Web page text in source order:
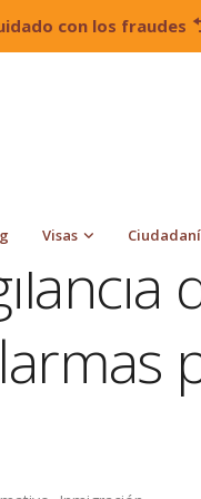
con los fraudes
Visas